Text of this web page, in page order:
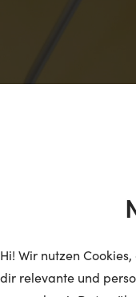
Hi! Wir nutzen
dir relevante und